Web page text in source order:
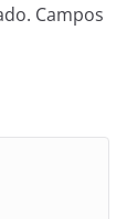
Campos